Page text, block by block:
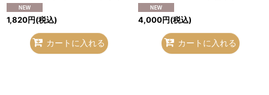
1,820円(税込)
カートに入れる
4,000円(税込)
カートに入れる